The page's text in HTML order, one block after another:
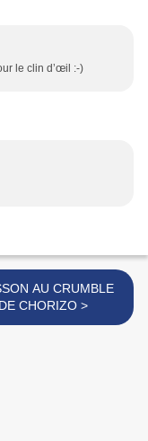
le clin d’œil :-)
AU CRUMBLE
DE CHORIZO >